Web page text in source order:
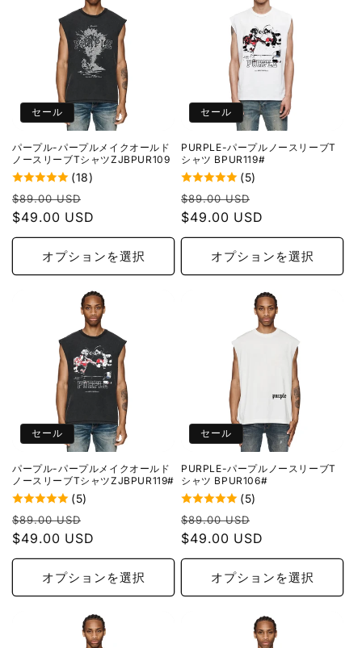
セール
パープル-パープルメイクオールド
ノースリーブTシャツZJBPUR109
(18)
通
常
価
$89.00 USD
ー
ル
価
格
$49.00 USD
オプションを選択
セール
PURPLE-パープルノースリーブT
シャツ BPUR119#
(5)
通
常
価
$89.00 USD
ー
ル
価
格
$49.00 USD
オプションを選択
セール
パープル-パープルメイクオールド
ノースリーブTシャツZJBPUR119#
(5)
通
常
価
$89.00 USD
ー
ル
価
格
$49.00 USD
オプションを選択
セール
PURPLE-パープルノースリーブT
シャツ BPUR106#
(5)
通
常
価
$89.00 USD
ー
ル
価
格
$49.00 USD
オプションを選択